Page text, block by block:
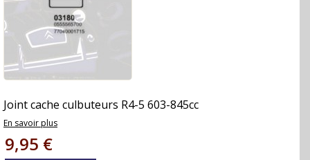
Joint cache culbuteurs R4-5 603-845cc
En savoir plus
9,95 €